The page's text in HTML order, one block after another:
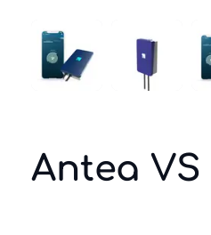
Antea VS